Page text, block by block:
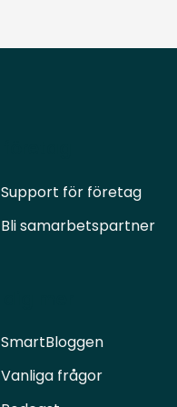
Support för företag
Bli samarbetspartner
SmartBloggen
Vanliga frågor